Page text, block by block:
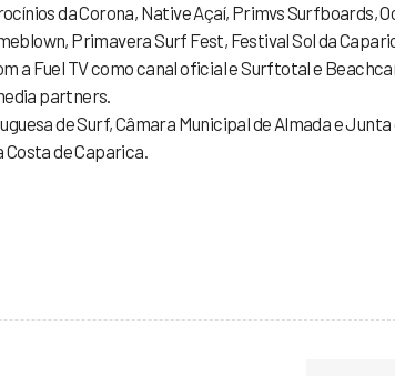
da Corona, Native Açaí, Primvs Surfboards,
Primavera Surf Fest, Festival Sol da
a Fuel TV como canal oficial e Surftotal e
partners.
de Surf, Câmara Municipal de Almada e Junta
Costa de Caparica.